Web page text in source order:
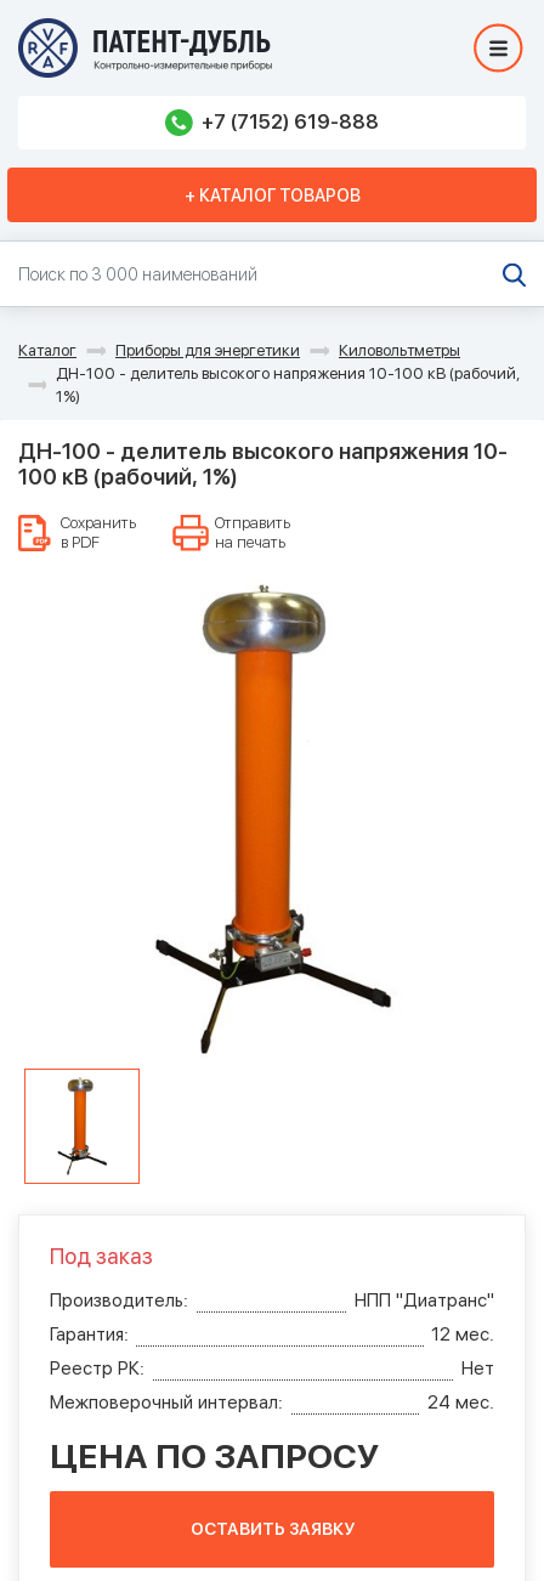
+7 (7152) 619-888
+ КАТАЛОГ ТОВАРОВ
Каталог Приборы для энергетики
Киловольтметры
ДН-100 - делитель высокого напряжения 10-100 кВ (рабочий,
1%)
ДН-100 - делитель высокого напряжения 10-
100 кВ (рабочий, 1%)
Сохранить
в PDF
Отправить
на печать
Под заказ
Производитель:
НПП "Диатранс"
Гарантия:
12 мес.
Реестр РК:
Нет
Межповерочный интервал:
24 мес.
ЦЕНА ПО ЗАПРОСУ
ОСТАВИТЬ ЗАЯВКУ